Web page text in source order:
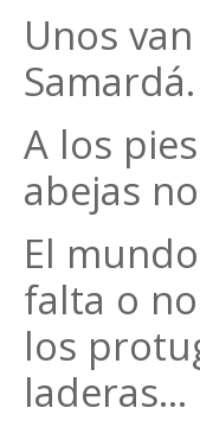
Unos
Samardá.
A los
abejas
El
falta o
los
laderas...